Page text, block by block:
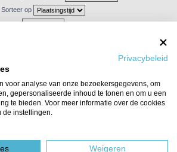
Sorteer op
Ga naar
Privacybeleid
voor analyse van onze bezoekersgegevens, om
gepersonaliseerde inhoud te tonen en om u een
te bieden. Voor meer informatie over de cookies
de instellingen.
Weigeren